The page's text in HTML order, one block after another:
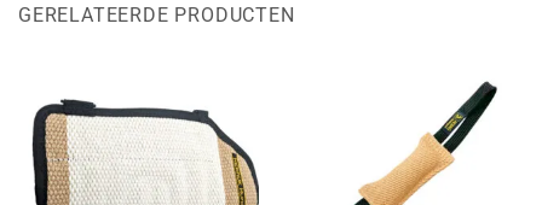
GERELATEERDE PRODUCTEN